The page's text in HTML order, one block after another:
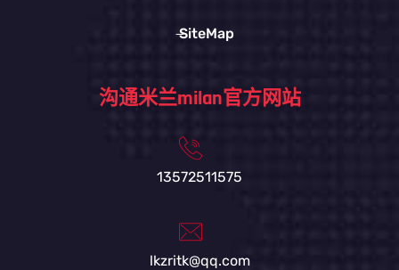
SiteMap
沟通米兰milan官方网站
13572511575
lkzritk@qq.com